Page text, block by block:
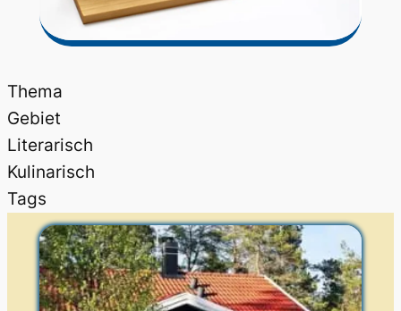
Thema
Gebiet
Literarisch
Kulinarisch
Tags